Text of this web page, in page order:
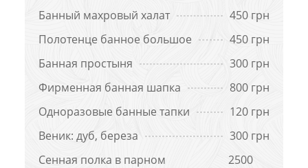
Банный махровый халат
450 грн
Полотенце банное большое
450 грн
Банная простыня
300 грн
Фирменная банная шапка
800 грн
Одноразовые банные тапки
120 грн
Веник: дуб, береза
300 грн
Сенная полка в парном
2500